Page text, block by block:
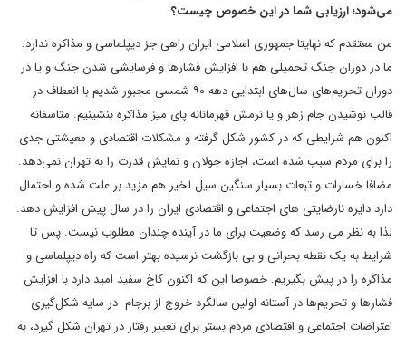
می‌شود؛ ارزیابی شما در این خصوص چیست؟
من معتقدم که نهایتا جمهوری اسلامی ایران راهی جز دیپلماسی و مذاکره ندارد.
ما در دوران جنگ تحمیلی هم با افزایش فشارها و فرسایشی شدن جنگ و یا در
دوران تحریم‌های سال‌های ابتدایی دهه ۹۰ شمسی مجبور شدیم با انعطاف در
قالب نوشیدن جام زهر و یا نرمش قهرمانانه پای میز مذاکره بنشینیم. متاسفانه
اکنون هم شرایطی که در کشور شکل گرفته و مشکلات اقتصادی و معیشتی جدی
را برای مردم سبب شده است، اجازه جولان و نمایش قدرت را به تهران نمی‌دهد.
مضافا خسارات و تبعات بسیار سنگین سیل لخیر هم مزید بر علت شده و احتمال
دارد دایره نارضایتی های اجتماعی و اقتصادی ایران را در سال پیش افزایش دهد.
لذا به نظر می رسد که وضعیت برای ما در آینده چندان مطلوب نیست. پس تا
شرایط به یک نقطه بحرانی و بی بازگشت نرسیده بهتر است که راه دیپلماسی و
مذاکره را در پیش بگیریم. خصوصا این که اکنون کاخ سفید امید دارد با افزایش
فشارها و تحریم‌ها در آستانه اولین سالگرد خروج از برجام در سایه شکل‌گیری
اعتراضات اجتماعی و اقتصادی مردم بستر برای تغییر رفتار در تهران شکل گیرد، به